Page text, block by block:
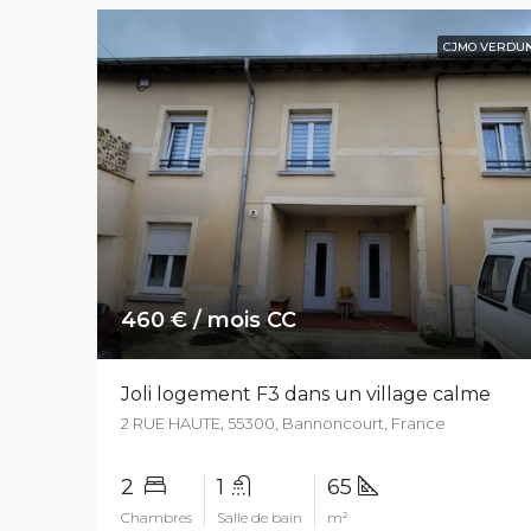
CJMO
460 € / mois CC
Joli logement F3 dans un village calme
2 RUE HAUTE, 55300, Bannoncourt, France
2
Chambres
1
Salle de bain
65
m²